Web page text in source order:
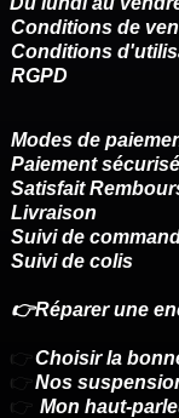
Conditions de
Conditions
RGPD
Modes de
Paiement sécurisé
Satisfait
Livraison
Suivi de
Suivi de colis
👉Réparer une
👉 Choisir la
👉 Nos
👉 Mon haut-